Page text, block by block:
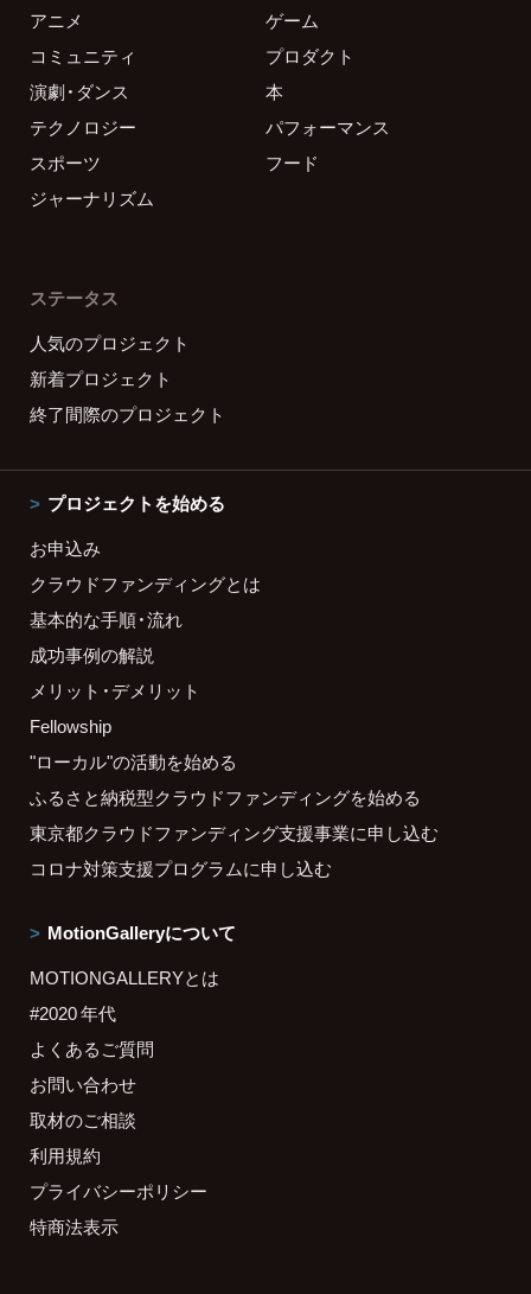
アニメ
ゲーム
コミュニティ
プロダクト
演劇・ダンス
本
テクノロジー
パフォーマンス
スポーツ
フード
ジャーナリズム
ステータス
人気のプロジェクト
新着プロジェクト
終了間際のプロジェクト
プロジェクトを始める
お申込み
クラウドファンディングとは
基本的な手順・流れ
成功事例の解説
メリット・デメリット
Fellowship
"ローカル"の活動を始める
ふるさと納税型クラウドファンディングを始める
東京都クラウドファンディング支援事業に申し込む
コロナ対策支援プログラムに申し込む
MotionGalleryについて
MOTIONGALLERYとは
#2020 年代
よくあるご質問
お問い合わせ
取材のご相談
利用規約
プライバシーポリシー
特商法表示